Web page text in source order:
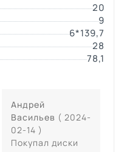
20
9
6*139,7
28
78,1
Андрей
Васильев ( 2024-
02-14 )
Покупал диски